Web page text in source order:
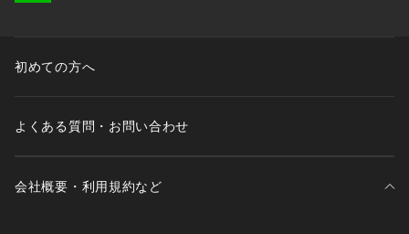
初めての方へ
よくある質問・お問い合わせ
会社概要・利用規約など